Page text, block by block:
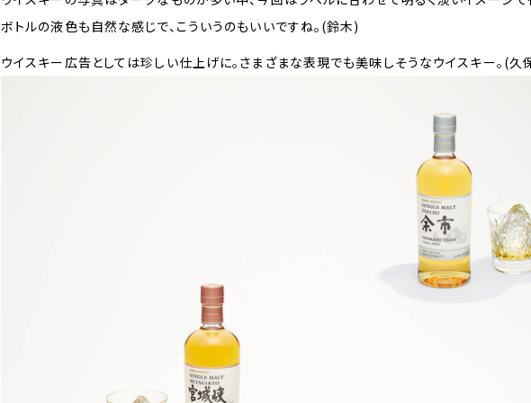
ボトルの液色も自然な感じで、こういうのもいいですね。(鈴木)
ウイスキー広告としては珍しい仕上げに。さまざまな表現でも美味しそうなウイスキー。(久